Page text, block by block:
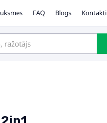
FAQ Blogs Kontakti